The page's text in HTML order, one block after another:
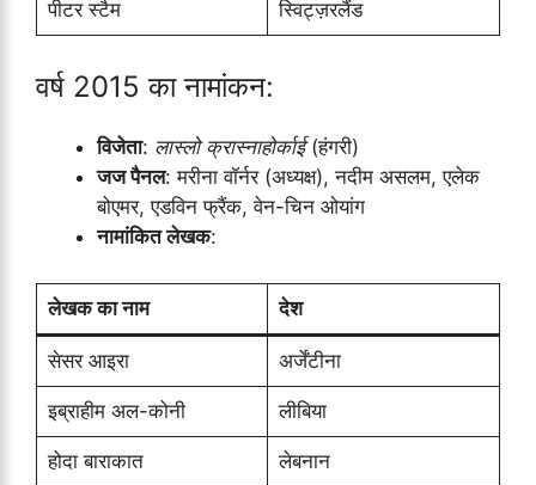
पीटर स्टैम स्विट्ज़रलैंड
वर्ष 2015 का नामांकन:
विजेता: लास्लो क्रास्नाहोर्काई(हंगरी)
जज पैनल: मरीना वॉर्नर (अध्यक्ष), नदीम असलम, एलेक
बोएमर, एडविन फ्रैंक, वेन-चिन ओयांग
नामांकित लेखक:
लेखक का नाम देश
सेसर आइरा अर्जेंटीना
इब्राहीम अल-कोनी लीबिया
होदा बाराकात लेबनान